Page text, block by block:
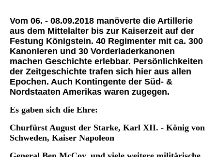
Vom 06. - 08.09.2018 manöverte die Artillerie
aus dem Mittelalter bis zur Kaiserzeit auf der
Festung Königstein. 40 Regimenter mit ca. 300
Kanonieren und 30 Vorderladerkanonen
machen Geschichte erlebbar. Persönlichkeiten
der Zeitgeschichte trafen sich hier aus allen
Epochen. Auch Kontingente der Süd- &
Nordstaaten Amerikas waren zugegen.
Es gaben sich die Ehre:
Churfürst August der Starke, Karl XII. - König von
Schweden, Kaiser Napoleon